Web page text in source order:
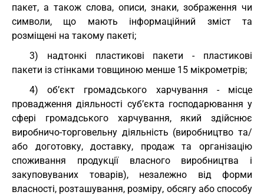
пакет, а також слова, описи, знаки, зображення чи
символи, що мають інформаційний зміст та
розміщені на такому пакеті;
3) надтонкі пластикові пакети - пластикові
пакети із стінками товщиною менше 15 мікрометрів;
4) об’єкт громадського харчування - місце
провадження діяльності суб’єкта господарювання у
сфері громадського харчування, який здійснює
виробничо-торговельну діяльність (виробництво та/
або доготовку, доставку, продаж та організацію
споживання продукції власного виробництва і
закуповуваних товарів), незалежно від форми
власності, розташування, розміру, обсягу або способу